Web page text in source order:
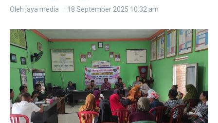
Oleh jaya media 18 September 2025 10:32 am